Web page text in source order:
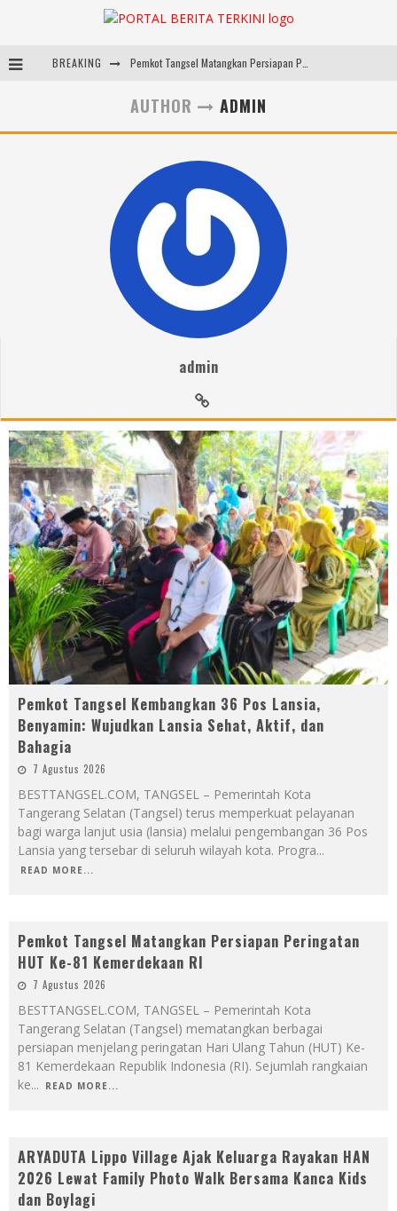
BREAKING
Sarana PAUD Diperkuat, Tangsel Dorong Angka Partisipasi Sekolah Terus Meningkat
AUTHOR ADMIN
admin
Pemkot Tangsel Kembangkan 36 Pos Lansia,
Benyamin: Wujudkan Lansia Sehat, Aktif, dan
Bahagia
7 Agustus 2026
BESTTANGSEL.COM, TANGSEL – Pemerintah Kota
Tangerang Selatan (Tangsel) terus memperkuat pelayanan
bagi warga lanjut usia (lansia) melalui pengembangan 36 Pos
Lansia yang tersebar di seluruh wilayah kota. Progra...
READ MORE...
Pemkot Tangsel Matangkan Persiapan Peringatan
HUT Ke-81 Kemerdekaan RI
7 Agustus 2026
BESTTANGSEL.COM, TANGSEL – Pemerintah Kota
Tangerang Selatan (Tangsel) mematangkan berbagai
persiapan menjelang peringatan Hari Ulang Tahun (HUT) Ke-
81 Kemerdekaan Republik Indonesia (RI). Sejumlah rangkaian
ke... READ MORE...
ARYADUTA Lippo Village Ajak Keluarga Rayakan HAN
2026 Lewat Family Photo Walk Bersama Kanca Kids
dan Boylagi